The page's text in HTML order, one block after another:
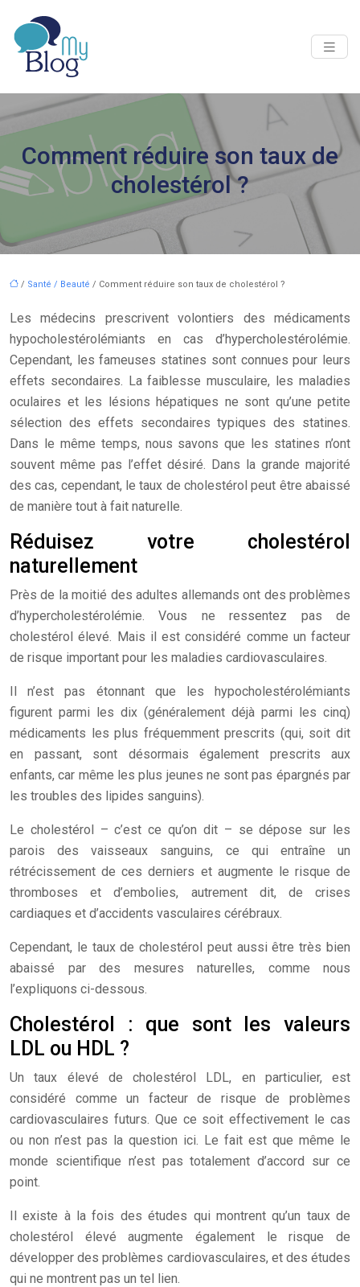
Comment réduire son taux de
cholestérol ?
/ Santé / Beauté / Comment réduire son taux de cholestérol ?
Les médecins prescrivent volontiers des médicaments
hypocholestérolémiants en cas d’hypercholestérolémie.
Cependant, les fameuses statines sont connues pour leurs
effets secondaires. La faiblesse musculaire, les maladies
oculaires et les lésions hépatiques ne sont qu’une petite
sélection des effets secondaires typiques des statines.
Dans le même temps, nous savons que les statines n’ont
souvent même pas l’effet désiré. Dans la grande majorité
des cas, cependant, le taux de cholestérol peut être abaissé
de manière tout à fait naturelle.
Réduisez votre cholestérol
naturellement
Près de la moitié des adultes allemands ont des problèmes
d’hypercholestérolémie. Vous ne ressentez pas de
cholestérol élevé. Mais il est considéré comme un facteur
de risque important pour les maladies cardiovasculaires.
Il n’est pas étonnant que les hypocholestérolémiants
figurent parmi les dix (généralement déjà parmi les cinq)
médicaments les plus fréquemment prescrits (qui, soit dit
en passant, sont désormais également prescrits aux
enfants, car même les plus jeunes ne sont pas épargnés par
les troubles des lipides sanguins).
Le cholestérol – c’est ce qu’on dit – se dépose sur les
parois des vaisseaux sanguins, ce qui entraîne un
rétrécissement de ces derniers et augmente le risque de
thromboses et d’embolies, autrement dit, de crises
cardiaques et d’accidents vasculaires cérébraux.
Cependant, le taux de cholestérol peut aussi être très bien
abaissé par des mesures naturelles, comme nous
l’expliquons ci-dessous.
Cholestérol : que sont les valeurs
LDL ou HDL ?
Un taux élevé de cholestérol LDL, en particulier, est
considéré comme un facteur de risque de problèmes
cardiovasculaires futurs. Que ce soit effectivement le cas
ou non n’est pas la question ici. Le fait est que même le
monde scientifique n’est pas totalement d’accord sur ce
point.
Il existe à la fois des études qui montrent qu’un taux de
cholestérol élevé augmente également le risque de
développer des problèmes cardiovasculaires, et des études
qui ne montrent pas un tel lien.